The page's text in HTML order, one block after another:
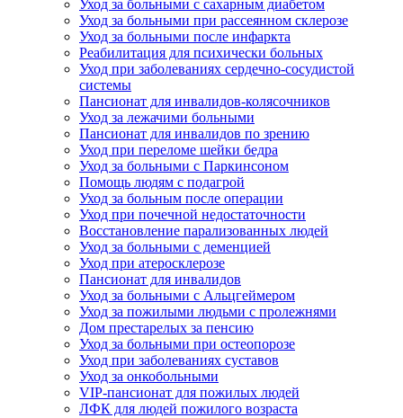
Уход за больными с сахарным диабетом
Уход за больными при рассеянном склерозе
Уход за больными после инфаркта
Реабилитация для психически больных
Уход при заболеваниях сердечно-сосудистой
системы
Пансионат для инвалидов-колясочников
Уход за лежачими больными
Пансионат для инвалидов по зрению
Уход при переломе шейки бедра
Уход за больными с Паркинсоном
Помощь людям с подагрой
Уход за больным после операции
Уход при почечной недостаточности
Восстановление парализованных людей
Уход за больными с деменцией
Уход при атеросклерозе
Пансионат для инвалидов
Уход за больными с Альцгеймером
Уход за пожилыми людьми с пролежнями
Дом престарелых за пенсию
Уход за больными при остеопорозе
Уход при заболеваниях суставов
Уход за онкобольными
VIP-пансионат для пожилых людей
ЛФК для людей пожилого возраста